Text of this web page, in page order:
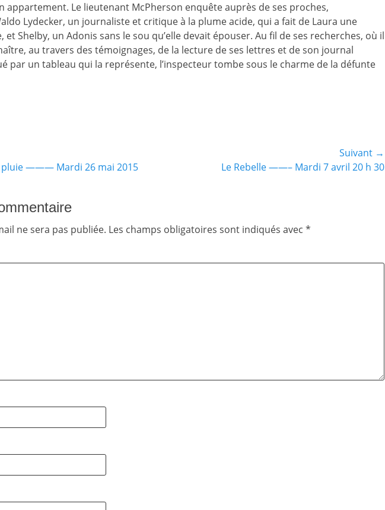
appartement. Le lieutenant McPherson enquête auprès de ses proches,
Lydecker, un journaliste et critique à la plume acide, qui a fait de Laura une
Shelby, un Adonis sans le sou qu’elle devait épouser. Au fil de ses recherches, où il
au travers des témoignages, de la lecture de ses lettres et de son journal
par un tableau qui la représente, l’inspecteur tombe sous le charme de la défunte
pluie ——— Mardi 26 mai 2015
Suivant →
Le Rebelle ——– Mardi 7 avril 20 h 30
ne sera pas publiée. Les champs obligatoires sont indiqués avec *